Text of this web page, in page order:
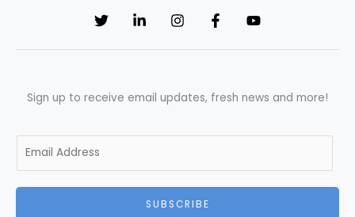
Sign up to receive email updates, fresh news and more!
m
SUBSCRIBE